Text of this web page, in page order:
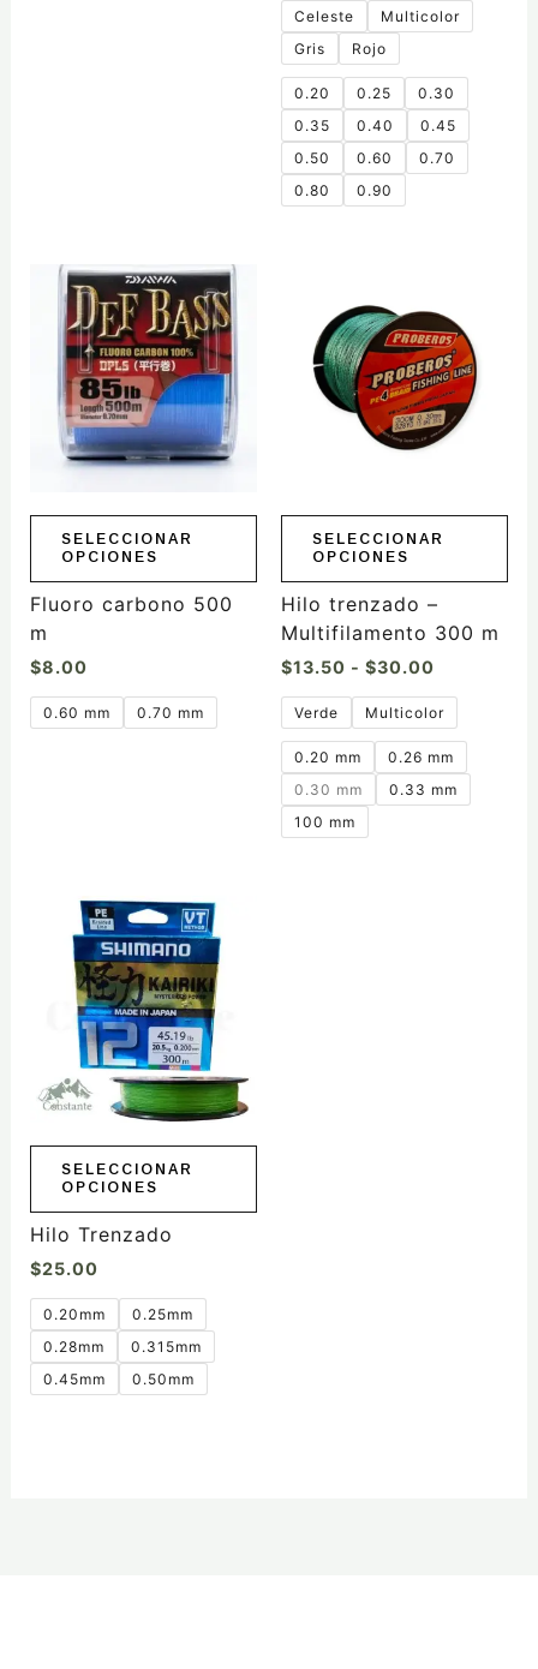
Celeste
Multicolor
Gris
Rojo
0.20 0.25
0.30
0.35
0.40
0.45
0.50
0.60
0.70
0.80
0.90
SELECCIONAR
OPCIONES
Este
producto
tiene
múltiples
variantes.
Las
opciones
elegir
la
página
producto
Fluoro carbono 500
m
$8.00
0.60 mm 0.70 mm
SELECCIONAR
OPCIONES
producto
tiene
múltiples
variantes.
elegir
la
página
producto
Hilo trenzado –
Multifilamento 300 m
$13.50 - $30.00
precios:
desde
$13.50
hasta
$30.00
Verde Multicolor
0.20 mm
0.26 mm
0.30 mm
0.33 mm
100 mm
SELECCIONAR
OPCIONES
producto
tiene
múltiples
variantes.
opciones
se
elegir
la
de
producto
Hilo Trenzado
$25.00
0.20mm
0.25mm
0.28mm
0.315mm
0.45mm
0.50mm